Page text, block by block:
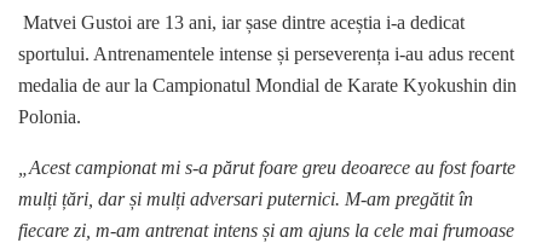
Matvei Gustoi are 13 ani, iar șase dintre aceștia i-a dedicat
sportului. Antrenamentele intense și perseverența i-au adus recent
medalia de aur la Campionatul Mondial de Karate Kyokushin din
Polonia.
„Acest campionat mi s-a părut foare greu deoarece au fost foarte
mulți țări, dar și mulți adversari puternici. M-am pregătit în
fiecare zi, m-am antrenat intens și am ajuns la cele mai frumoase